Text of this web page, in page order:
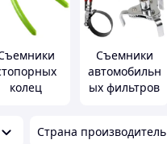
колец
Съемники
автомобильн
ых фильтров
Страна производитель